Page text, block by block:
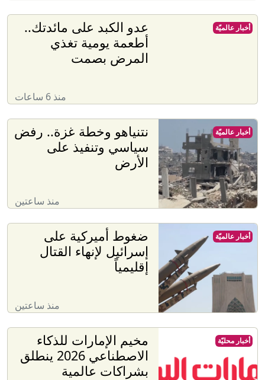
عدو الكبد على مائدتك..
أطعمة يومية تغذي
المرض بصمت
منذ 6 ساعات
أخبار عالميّة
نتنياهو وخطة غزة.. رفض
سياسي وتنفيذ على
الأرض
منذ ساعتين
أخبار عالميّة
ضغوط أميركية على
إسرائيل لإنهاء القتال
إقليمياً
منذ ساعتين
أخبار عالميّة
مخيم الإمارات للذكاء
الاصطناعي 2026 ينطلق
بشراكات عالمية
أخبار محليّة